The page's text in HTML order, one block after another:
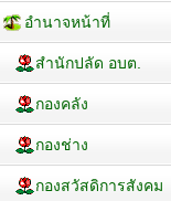
อำนาจหน้าที่
สำนักปลัด อบต.
กองคลัง
กองช่าง
กองสวัสดิการสังคม